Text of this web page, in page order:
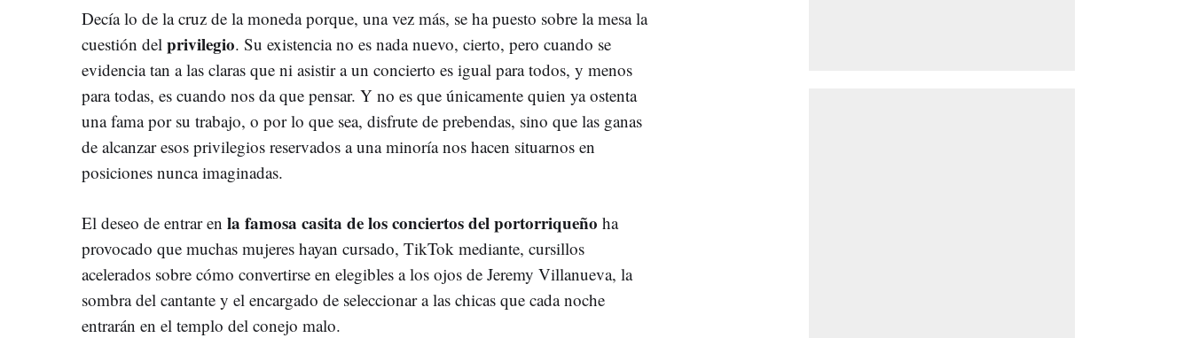
Decía lo de la cruz de la moneda porque, una vez más, se ha puesto sobre la mesa la
cuestión del privilegio. Su existencia no es nada nuevo, cierto, pero cuando se
evidencia tan a las claras que ni asistir a un concierto es igual para todos, y menos
para todas, es cuando nos da que pensar. Y no es que únicamente quien ya ostenta
una fama por su trabajo, o por lo que sea, disfrute de prebendas, sino que las ganas
de alcanzar esos privilegios reservados a una minoría nos hacen situarnos en
posiciones nunca imaginadas.
El deseo de entrar en la famosa casita de los conciertos del portorriqueño ha
provocado que muchas mujeres hayan cursado, TikTok mediante, cursillos
acelerados sobre cómo convertirse en elegibles a los ojos de Jeremy Villanueva, la
sombra del cantante y el encargado de seleccionar a las chicas que cada noche
entrarán en el templo del conejo malo.